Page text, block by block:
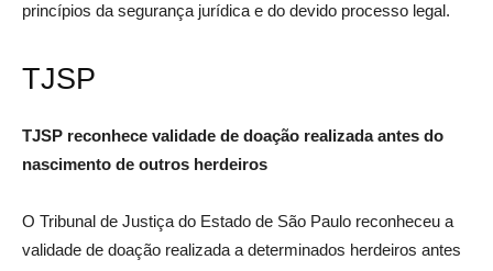
princípios da segurança jurídica e do devido processo legal.
TJSP
TJSP reconhece validade de doação realizada antes do
nascimento de outros herdeiros
O Tribunal de Justiça do Estado de São Paulo reconheceu a
validade de doação realizada a determinados herdeiros antes